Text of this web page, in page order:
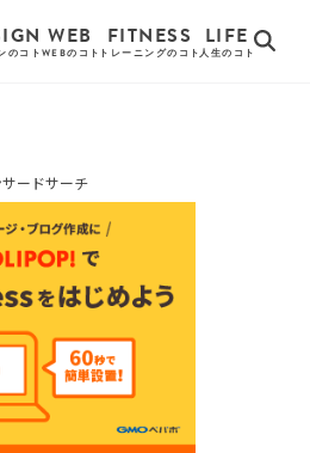
のコト
WEB
WEBのコト
FITNESS
トレーニングのコト
LIFE
人生のコト
サードサーチ